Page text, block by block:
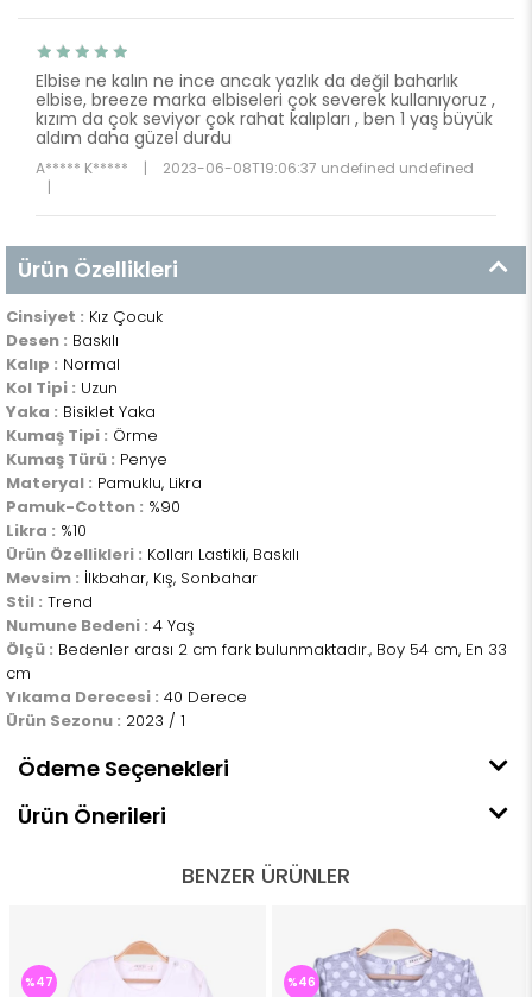
Elbise ne kalın ne ince ancak yazlık da değil baharlık
elbise, breeze marka elbiseleri çok severek kullanıyoruz ,
kızım da çok seviyor çok rahat kalıpları , ben 1 yaş büyük
aldım daha güzel durdu
A***** K***** |
2023-06-08T19:06:37 undefined undefined
|
Ürün Özellikleri
Cinsiyet : Kız Çocuk
Desen : Baskılı
Kalıp : Normal
Kol Tipi : Uzun
Yaka : Bisiklet Yaka
Kumaş Tipi : Örme
Kumaş Türü : Penye
Materyal : Pamuklu, Likra
Pamuk-Cotton : %90
Likra : %10
Ürün Özellikleri : Kolları Lastikli, Baskılı
Mevsim : İlkbahar, Kış, Sonbahar
Stil : Trend
Numune Bedeni : 4 Yaş
Ölçü : Bedenler arası 2 cm fark bulunmaktadır., Boy 54 cm, En 33
cm
Yıkama Derecesi : 40 Derece
Ürün Sezonu : 2023 / 1
Ödeme Seçenekleri
Ürün Önerileri
BENZER ÜRÜNLER
%47 %46